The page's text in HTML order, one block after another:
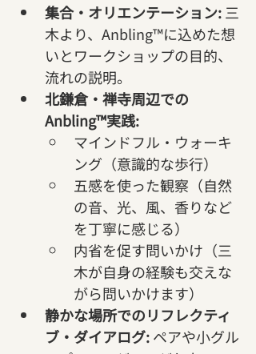
集合・オリエンテーション: 三
木より、Anbling™に込めた想
いとワークショップの目的、
流れの説明。
北鎌倉・禅寺周辺での
Anbling™実践:
マインドフル・ウォーキ
ング（意識的な歩行）
五感を使った観察（自然
の音、光、風、香りなど
を丁寧に感じる）
内省を促す問いかけ（三
木が自身の経験も交えな
がら問いかけます）
静かな場所でのリフレクティ
ブ・ダイアログ: ペアや小グル